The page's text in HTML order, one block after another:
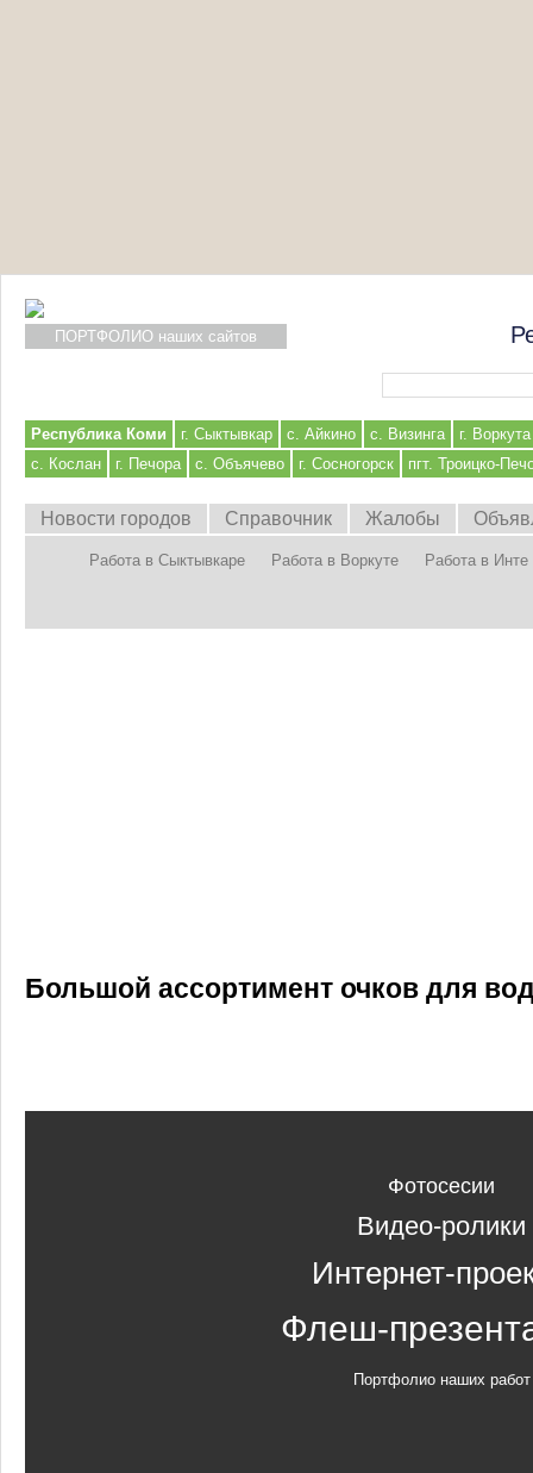
ПОРТФОЛИО наших сайтов
Республика Коми г. Сыктывкар с. Айкино с. Визинга
г. Воркута
с. Кослан
г. Печора с. Объячево г. Сосногорск пгт. Троицко-
Новости городов Справочник Жалобы
Работа в Сыктывкаре Работа в Воркуте Работа в Инте
Большой ассортимент очков для
Фотосесии
Видео-ролики
Интернет-
Флеш-
Портфолио наших работ